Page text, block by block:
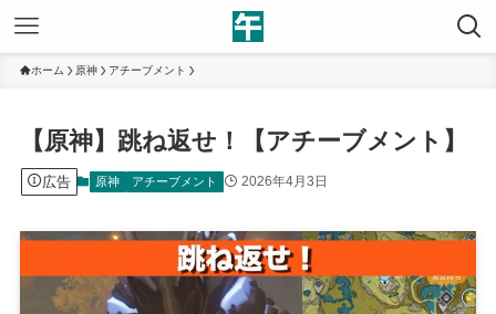
ホーム 原神 アチーブメント
【原神】跳ね返せ！【アチーブメント】
広告 原神 アチーブメント 2026年4月3日